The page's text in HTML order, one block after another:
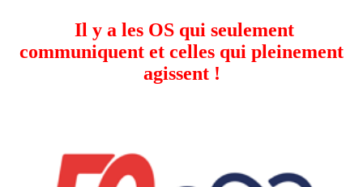
Il y a les OS qui seulement
communiquent et celles qui pleinement
agissent !